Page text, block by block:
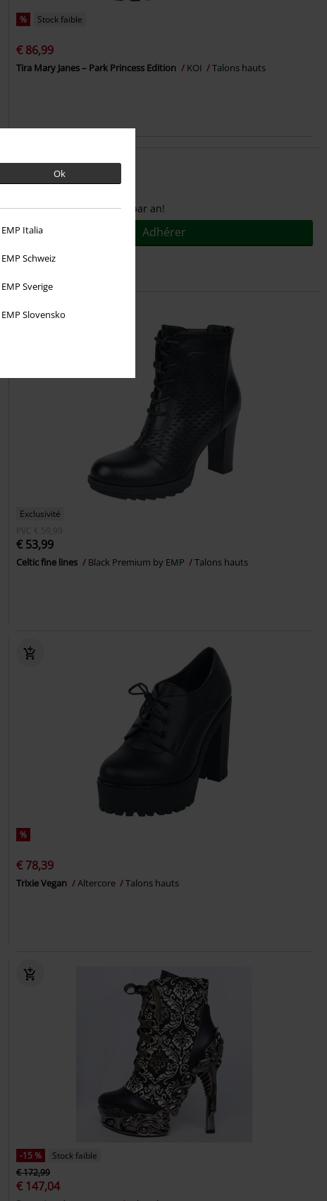
Ok
EMP Italia
EMP Schweiz
EMP Sverige
EMP Slovensko
% Stock faible
€ 86,99
Tira Mary Janes – Park Princess Edition KOI Talons hauts
Pour seulement€ 9,95 par an!
Adhérer
Exclusivité
PVC € 59,99
€ 53,99
Celtic fine lines Black Premium by EMP Talons hauts
%
€ 78,39
Trixie Vegan Altercore Talons hauts
-15 %
Stock faible
€ 172,99
€ 147,04